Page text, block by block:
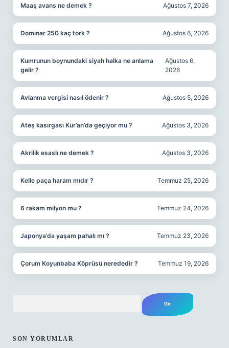
Maaş avans ne demek ? Ağustos 7, 2026
Dominar 250 kaç tork ? Ağustos 6, 2026
Kumrunun boynundaki siyah halka ne anlama
gelir ?
Ağustos 6,
2026
Avlanma vergisi nasıl ödenir ? Ağustos 5, 2026
Ateş kasırgası Kur’an’da geçiyor mu ? Ağustos 3, 2026
Akrilik esaslı ne demek ? Ağustos 3, 2026
Kelle paça haram mıdır ? Temmuz 25, 2026
6 rakam milyon mu ? Temmuz 24, 2026
Japonya’da yaşam pahalı mı ? Temmuz 23, 2026
Çorum Koyunbaba Köprüsü nerededir ? Temmuz 19, 2026
SON YORUMLAR